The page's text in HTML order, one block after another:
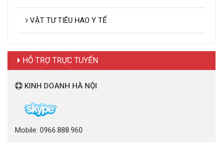
VẬT TƯ TIÊU HAO Y TẾ
HỖ TRỢ TRỰC TUYẾN
KINH DOANH HÀ NỘI
Mobile: 0966.888.960